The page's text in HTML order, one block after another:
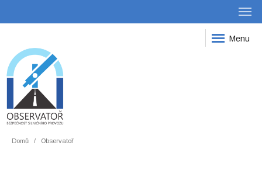
Menu
Domů Observatoř